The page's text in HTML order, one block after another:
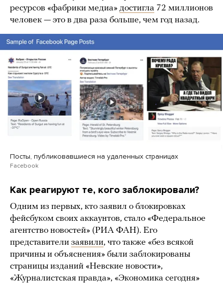
ресурсов «фабрики медиа» достигла 72 миллионов
человек — это в два раза больше, чем год назад.
Посты, публиковавшиеся на удаленных страницах
Facebook
Как реагируют те, кого заблокировали?
Одним из первых, кто заявил о блокировках
фейсбуком своих аккаунтов, стало «Федеральное
агентство новостей» (РИА ФАН). Его
представители заявили, что также «без всякой
причины и объяснения» были заблокированы
страницы изданий «Невские новости»,
«Журналистская правда», «Экономика сегодня»